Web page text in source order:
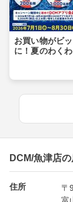
お買い物がビ
に！夏のわく
DCM/魚津店
住所
〒
富